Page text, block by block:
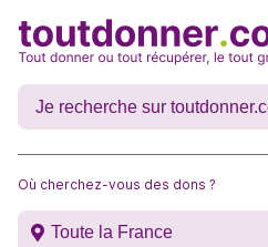
Où cherchez-vous des dons ?
Toute la France